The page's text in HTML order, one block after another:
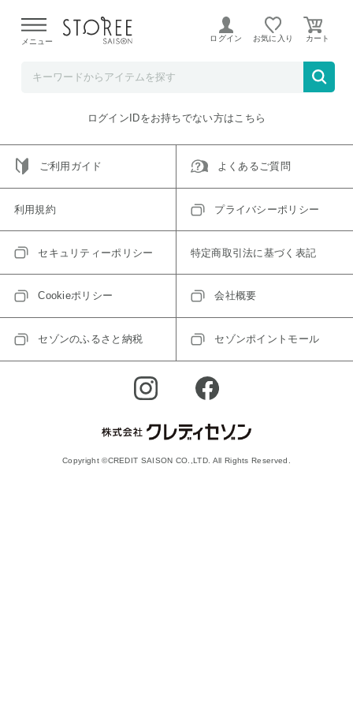
よる配送遅延が発生しております。
メニュー ログイン お気に入り
ご指定のアイテムは取り扱い終了、またはただいま取り扱い
トップへ戻る
ログインIDをお持ちでない方はこちら
ご利用ガイド よくあるご質問
利用規約 プライバシーポリシー
セキュリティーポリシー 特定商取引法に基づく表記
Cookieポリシー 会社概要
セゾンのふるさと納税 セゾンポイントモール
Copyright ©CREDIT SAISON CO.,LTD. All Rights Reserved.